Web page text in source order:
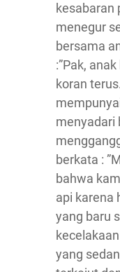
kesabaran
menegur
bersama
:”Pak,
koran
menyadari
berkata :
bahwa
api karena
yang baru
yang